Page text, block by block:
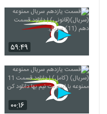
۵۹:۴۹
۰۰:۱۶